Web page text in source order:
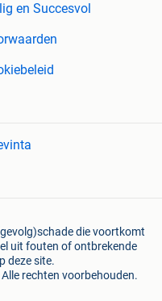
en Succesvol
die voortkomt
uit fouten of ontbrekende
deze site.
rechten voorbehouden.